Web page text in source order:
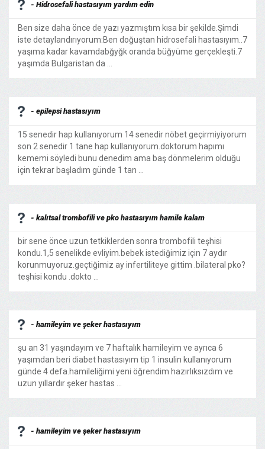
- Hidrosefali hastasıyım yardım edin
Ben size daha önce de yazı yazmıştım kısa bir şekilde.Şimdi
iste detaylandırıyorum:Ben doğuştan hidrosefali hastasıyım..7
yaşıma kadar kavamdabğyğk oranda büğyüme gerçekleşti.7
yaşımda Bulgaristan da ...
- epilepsi hastasıyım
15 senedir hap kullanıyorum 14 senedir nöbet geçirmiyiyorum
son 2 senedir 1 tane hap kullanıyorum.doktorum hapımı
kememi söyledi bunu denedim ama baş dönmelerim olduğu
için tekrar başladım günde 1 tan ...
- kalıtsal trombofili ve pko hastasıyım hamile kalam
bir sene önce uzun tetkiklerden sonra trombofili teşhisi
kondu.1,5 senelikde evliyim.bebek istediğimiz için 7 aydır
korunmuyoruz.geçtiğimiz ay infertiliteye gittim .bilateral pko?
teşhisi kondu .dokto ...
- hamileyim ve şeker hastasıyım
şu an 31 yaşındayım ve 7 haftalık hamileyim ve ayrıca 6
yaşımdan beri diabet hastasıyım tip 1 insulin kullanıyorum
günde 4 defa.hamileliğimi yeni öğrendim hazırlıksızdım ve
uzun yıllardır şeker hastas ...
- hamileyim ve şeker hastasıyım